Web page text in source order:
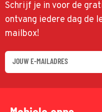
Schrijf je in voor de
ontvang iedere dag de
mailbox!